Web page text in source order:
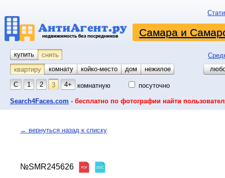
Самара и
купить снять
квартиру
комнату койко-место дом гараж
участок
нежилое
С 1 2 3 4+ комнатную посуточно
Search4Faces.com - бесплатно по фотографии найти
← вернуться назад к списку
№SMR245626